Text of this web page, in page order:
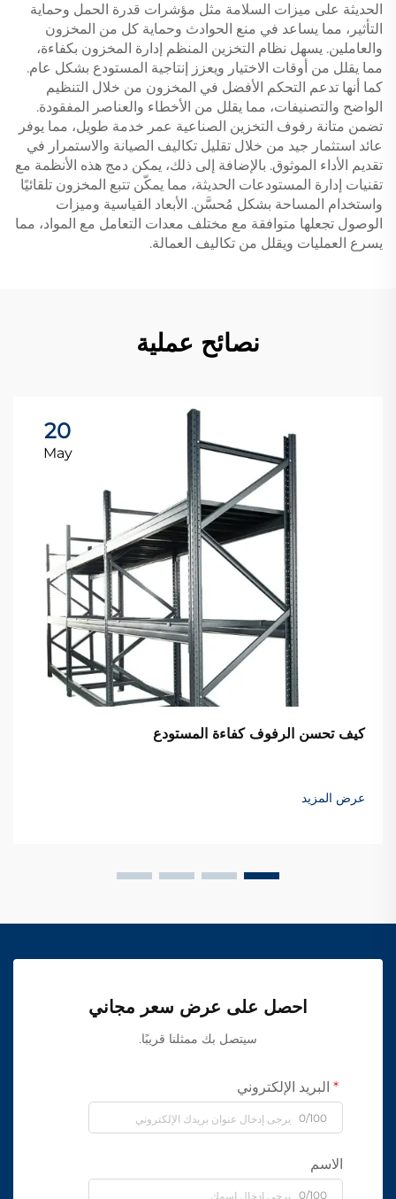
الحديثة على ميزات السلامة مثل مؤشرات قدرة الحمل وحماية
التأثير، مما يساعد في منع الحوادث وحماية كل من المخزون
والعاملين. يسهل نظام التخزين المنظم إدارة المخزون بكفاءة،
مما يقلل من أوقات الاختيار ويعزز إنتاجية المستودع بشكل عام.
كما أنها تدعم التحكم الأفضل في المخزون من خلال التنظيم
الواضح والتصنيفات، مما يقلل من الأخطاء والعناصر المفقودة.
تضمن متانة رفوف التخزين الصناعية عمر خدمة طويل، مما يوفر
عائد استثمار جيد من خلال تقليل تكاليف الصيانة والاستمرار في
تقديم الأداء الموثوق. بالإضافة إلى ذلك، يمكن دمج هذه الأنظمة مع
تقنيات إدارة المستودعات الحديثة، مما يمكّن تتبع المخزون تلقائيًا
واستخدام المساحة بشكل مُحسَّن. الأبعاد القياسية وميزات
الوصول تجعلها متوافقة مع مختلف معدات التعامل مع المواد، مما
يسرع العمليات ويقلل من تكاليف العمالة.
نصائح عملية
20
May
كيف تحسن الرفوف كفاءة المستودع
عرض المزيد
احصل على عرض سعر مجاني
سيتصل بك ممثلنا قريبًا.
البريد الإلكتروني
0/100
الاسم
0/100